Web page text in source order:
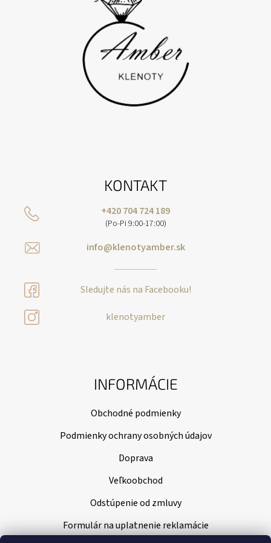
KONTAKT
+420 704 724 189
(Po-Pi 9:00-17:00)
info@klenotyamber.sk
Sledujte nás na Facebooku!
klenotyamber
INFORMÁCIE
Obchodné podmienky
Podmienky ochrany osobných údajov
Doprava
Veľkoobchod
Odstúpenie od zmluvy
Formulár na uplatnenie reklamácie